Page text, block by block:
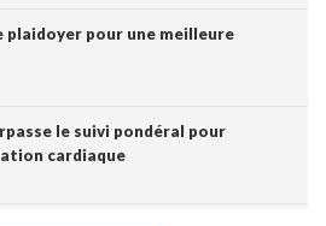
plaidoyer pour une meilleure
le suivi pondéral pour
cardiaque